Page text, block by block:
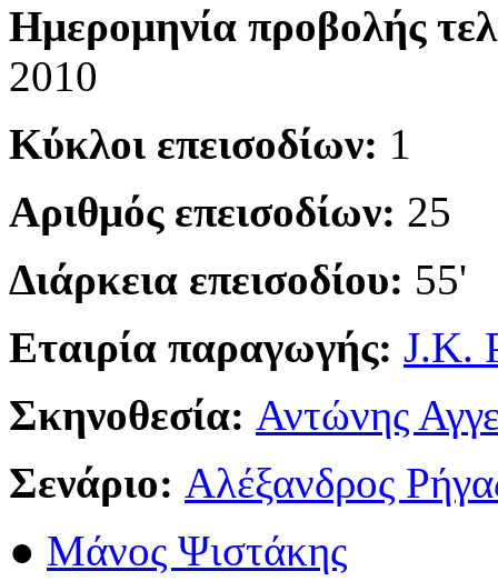
Ημερομηνία προβολής
2010
Κύκλοι επεισοδίων: 1
Αριθμός επεισοδίων: 25
Διάρκεια επεισοδίου: 55'
Εταιρία παραγωγής: J.K.
Σκηνοθεσία: Αντώνης
Σενάριο: Αλέξανδρος
● Μάνος Ψιστάκης